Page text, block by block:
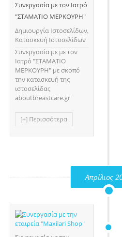
Συνεργασία με τον Ιατρό
"ΣΤΑΜΑΤΙΟ ΜΕΡΚΟΥΡΗ"
Δημιουργία Ιστοσελίδων,
Κατασκευή Ιστοσελίδων
Συνεργασία με με τον
Ιατρό "ΣΤΑΜΑΤΙΟ
ΜΕΡΚΟΥΡΗ" με σκοπό
την κατασκευή της
ιστοσελίδας
aboutbreastcare.gr
[+] Περισσότερα
Απρίλιος